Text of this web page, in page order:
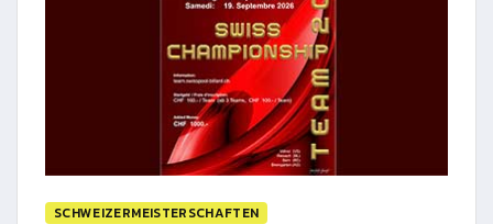
SCHWEIZERMEISTERSCHAFTEN